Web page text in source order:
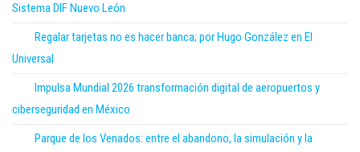
Sistema DIF Nuevo León
Regalar tarjetas no es hacer banca; por Hugo González en El
Universal
Impulsa Mundial 2026 transformación digital de aeropuertos y
ciberseguridad en México
Parque de los Venados: entre el abandono, la simulación y la